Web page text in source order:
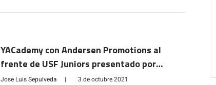
YACademy con Andersen Promotions al
frente de USF Juniors presentado por
Cooper Tires
Jose Luis Sepulveda | 3 de octubre 2021